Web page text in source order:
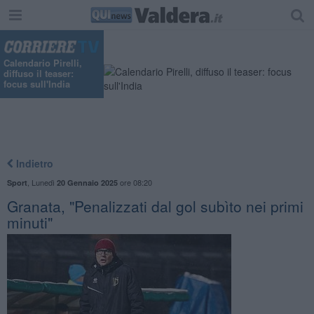
Calendario Pirelli,
diffuso il teaser:
focus sull'India
Indietro
Sport Lunedì 20 Gennaio 2025ore 08:20
Granata, "Penalizzati dal gol subìto nei primi
minuti"